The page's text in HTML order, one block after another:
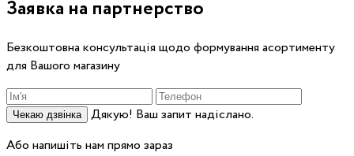
Заявка на партнерство
Безкоштовна консультація щодо формування асортименту
для Вашого магазину
Чекаю дзвінка
Дякую! Ваш запит надіслано.
Або напишіть нам прямо зараз